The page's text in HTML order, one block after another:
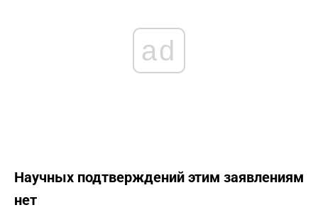
ad
Научных подтверждений этим заявлениям
нет